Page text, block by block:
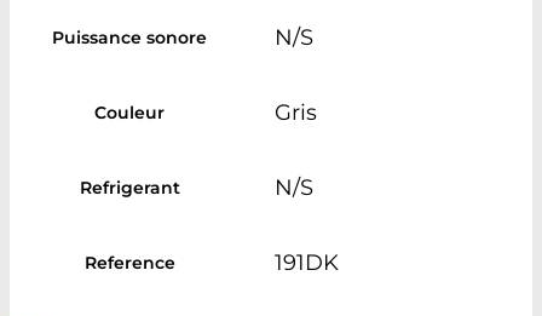
Puissance sonore N/S
Couleur Gris
Refrigerant N/S
Reference 191DK